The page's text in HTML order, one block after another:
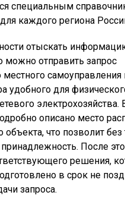
специальным
каждого региона
отыскать
можно отправить запрос
самоуправления
удобного для
электрохозяйства.
описано место
что позволит без
принадлежность. После
решения,
в срок не
запроса.